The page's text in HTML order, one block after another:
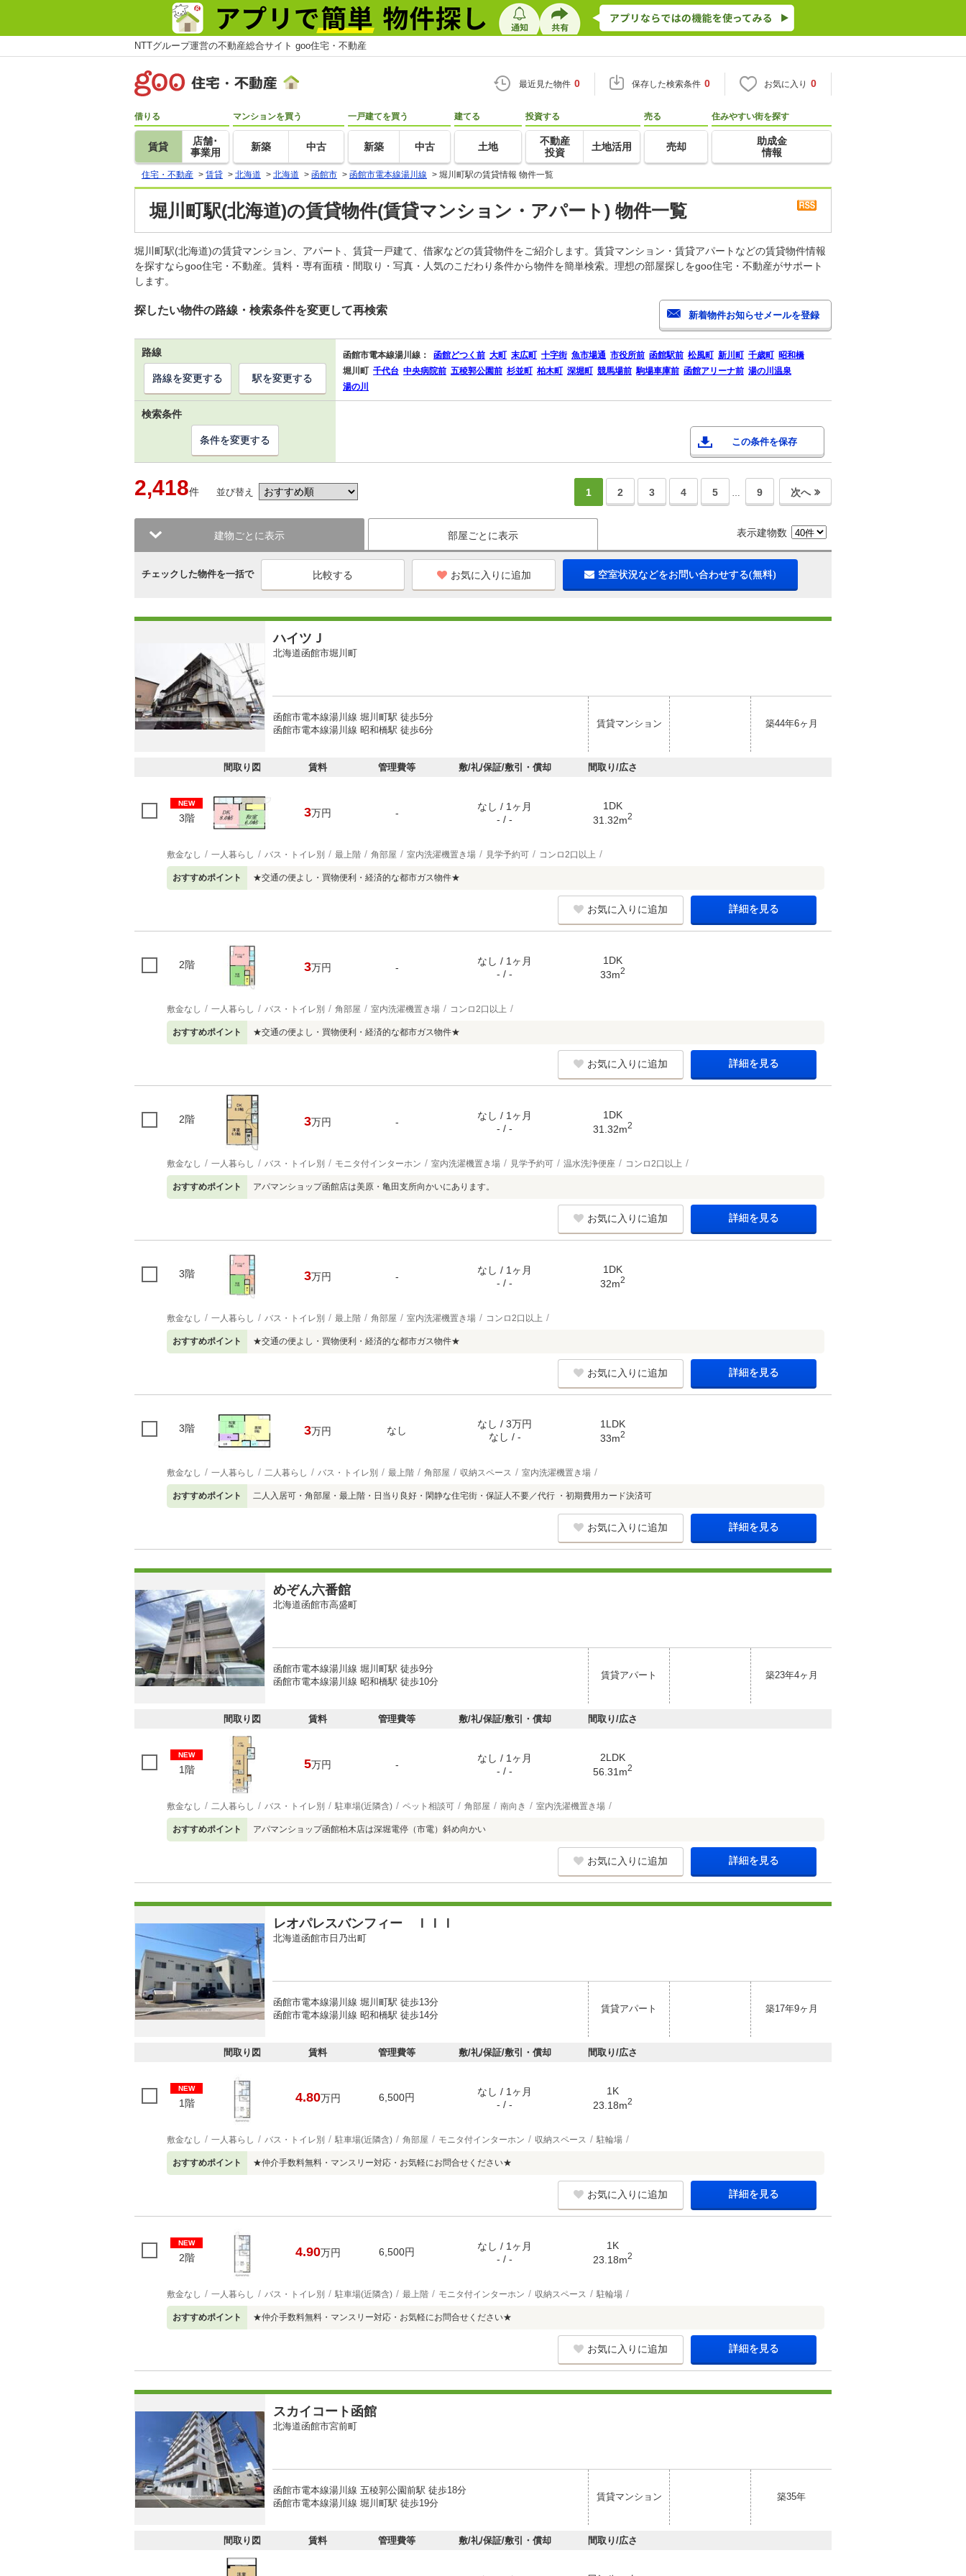
NTTグループ運営の不動産総合サイト goo住宅・不動産
最近見た物件 0 保存した検索条件 0 お気に入り 0
借りる
賃貸
店舗･
事業用
マンションを買う
新築 中古
一戸建てを買う
新築 中古
建てる
土地
投資する
不動産
投資
土地活用
売る
売却
住みやすい街を探す
助成金
情報
住宅・不動産 > 賃貸 > 北海道 > 北海道 > 函館市 > 函館市電本線湯川線 > 堀川町駅の賃貸情報 物件一覧
堀川町駅(北海道)の賃貸物件(賃貸マンション・アパート) 物件一覧
堀川町駅(北海道)の賃貸マンション、アパート、賃貸一戸建て、借家などの賃貸物件をご紹介します。賃貸マンション・賃貸アパートなどの賃貸物件情報
を探すならgoo住宅・不動産。賃料・専有面積・間取り・写真・人気のこだわり条件から物件を簡単検索。理想の部屋探しをgoo住宅・不動産がサポート
します。
探したい物件の路線・検索条件を変更して再検索
路線 函館市電本線湯川線： 函館どつく前 大町 末広町 十字街 魚市場通 市役所前 函館駅前 松風町 新川町 千歳町 昭和橋
堀川町 千代台 中央病院前 五稜郭公園前 杉並町 柏木町 深堀町 競馬場前 駒場車庫前 函館アリーナ前 湯の川温泉
湯の川
路線を変更する 駅を変更する
検索条件
この条件を保存
条件を変更する
2,418件 並び替え 1 2 3 4 5 … 9 次へ
建物ごとに表示 部屋ごとに表示 表示建物数
チェックした物件を一括で お気に入りに追加 空室状況などをお問い合わせする(無料)
ハイツＪ
北海道函館市堀川町
函館市電本線湯川線 堀川町駅 徒歩5分
函館市電本線湯川線 昭和橋駅 徒歩6分
賃貸マンション 築44年6ヶ月
間取り図 賃料 管理費等 敷/礼/保証/敷引・償却 間取り/広さ
NEW
3階 3万円 -
なし / 1ヶ月
- / -
1DK
31.32m2
敷金なし 一人暮らし バス・トイレ別 最上階 角部屋 室内洗濯機置き場 見学予約可 コンロ2口以上
おすすめポイント ★交通の便よし・買物便利・経済的な都市ガス物件★
お気に入りに追加 詳細を見る
2階 3万円 -
なし / 1ヶ月
- / -
1DK
33m2
敷金なし 一人暮らし バス・トイレ別 角部屋 室内洗濯機置き場 コンロ2口以上
おすすめポイント ★交通の便よし・買物便利・経済的な都市ガス物件★
お気に入りに追加 詳細を見る
2階 3万円 -
なし / 1ヶ月
- / -
1DK
31.32m2
敷金なし 一人暮らし バス・トイレ別 モニタ付インターホン 室内洗濯機置き場 見学予約可 温水洗浄便座 コンロ2口以上
おすすめポイント アパマンショップ函館店は美原・亀田支所向かいにあります。
お気に入りに追加 詳細を見る
3階 3万円 -
なし / 1ヶ月
- / -
1DK
32m2
敷金なし 一人暮らし バス・トイレ別 最上階 角部屋 室内洗濯機置き場 コンロ2口以上
おすすめポイント ★交通の便よし・買物便利・経済的な都市ガス物件★
お気に入りに追加 詳細を見る
3階 3万円 なし
なし / 3万円
なし / -
1LDK
33m2
敷金なし 一人暮らし 二人暮らし バス・トイレ別 最上階 角部屋 収納スペース 室内洗濯機置き場
おすすめポイント 二人入居可・角部屋・最上階・日当り良好・閑静な住宅街・保証人不要／代行 ・初期費用カード決済可
お気に入りに追加 詳細を見る
めぞん六番館
北海道函館市高盛町
函館市電本線湯川線 堀川町駅 徒歩9分
函館市電本線湯川線 昭和橋駅 徒歩10分
賃貸アパート 築23年4ヶ月
間取り図 賃料 管理費等 敷/礼/保証/敷引・償却 間取り/広さ
NEW
1階 5万円 -
なし / 1ヶ月
- / -
2LDK
56.31m2
敷金なし 二人暮らし バス・トイレ別 駐車場(近隣含) ペット相談可 角部屋 南向き 室内洗濯機置き場
おすすめポイント アパマンショップ函館柏木店は深堀電停（市電）斜め向かい
お気に入りに追加 詳細を見る
レオパレスバンフィー ＩＩＩ
北海道函館市日乃出町
函館市電本線湯川線 堀川町駅 徒歩13分
函館市電本線湯川線 昭和橋駅 徒歩14分
賃貸アパート 築17年9ヶ月
間取り図 賃料 管理費等 敷/礼/保証/敷引・償却 間取り/広さ
NEW
1階 4.80万円 6,500円
なし / 1ヶ月
- / -
1K
23.18m2
敷金なし 一人暮らし バス・トイレ別 駐車場(近隣含) 角部屋 モニタ付インターホン 収納スペース 駐輪場
おすすめポイント ★仲介手数料無料・マンスリー対応・お気軽にお問合せください★
お気に入りに追加 詳細を見る
NEW
2階 4.90万円 6,500円
なし / 1ヶ月
- / -
1K
23.18m2
敷金なし 一人暮らし バス・トイレ別 駐車場(近隣含) 最上階 モニタ付インターホン 収納スペース 駐輪場
おすすめポイント ★仲介手数料無料・マンスリー対応・お気軽にお問合せください★
お気に入りに追加 詳細を見る
スカイコート函館
北海道函館市宮前町
函館市電本線湯川線 五稜郭公園前駅 徒歩18分
函館市電本線湯川線 堀川町駅 徒歩19分
賃貸マンション 築35年
間取り図 賃料 管理費等 敷/礼/保証/敷引・償却 間取り/広さ